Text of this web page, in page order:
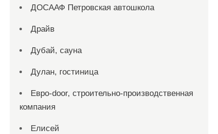
ДОСААФ Петровская автошкола
Драйв
Дубай, сауна
Дулан, гостиница
Евро-door, строительно-производственная
компания
Елисей